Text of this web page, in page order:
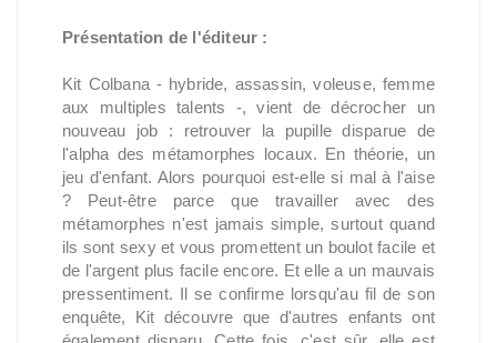
Présentation de l'éditeur :
Kit Colbana - hybride, assassin, voleuse, femme
aux multiples talents -, vient de décrocher un
nouveau job : retrouver la pupille disparue de
l'alpha des métamorphes locaux. En théorie, un
jeu d'enfant. Alors pourquoi est-elle si mal à l'aise
? Peut-être parce que travailler avec des
métamorphes n'est jamais simple, surtout quand
ils sont sexy et vous promettent un boulot facile et
de l'argent plus facile encore. Et elle a un mauvais
pressentiment. Il se confirme lorsqu'au fil de son
enquête, Kit découvre que d'autres enfants ont